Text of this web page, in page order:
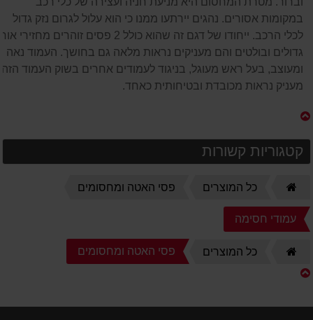
במקומות אסורים. נהגים יירתעו ממנו כי הוא עלול לגרום נזק גדול
לכלי הרכב. ייחודו של דגם זה שהוא כולל 2 פסים זוהרים מחזירי אור
גדולים ובולטים והם מעניקים נראות מלאה גם בחושך. העמוד נאה
ומעוצב, בעל ראש מעוגל, בניגוד לעמודים אחרים בשוק העמוד הזה
מעניק נראות מכובדת ובטיחותית כאחד.
קטגוריות קשורות
כל המוצרים פסי האטה ומחסומים
עמודי חסימה
כל המוצרים פסי האטה ומחסומים